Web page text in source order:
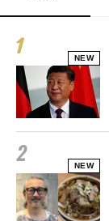
NEW
NEW